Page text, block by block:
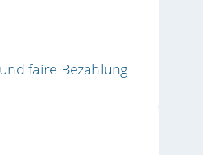
faire Bezahlung